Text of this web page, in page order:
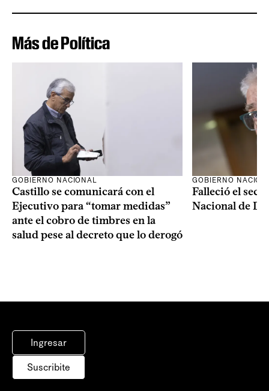
Más de Política
GOBIERNO NACIONAL
Castillo se comunicará con el
Ejecutivo para “tomar medidas”
ante el cobro de timbres en la
salud pese al decreto que lo derogó
GOBIERNO
Falleció el
Nacional de
Ingresar
Suscribite